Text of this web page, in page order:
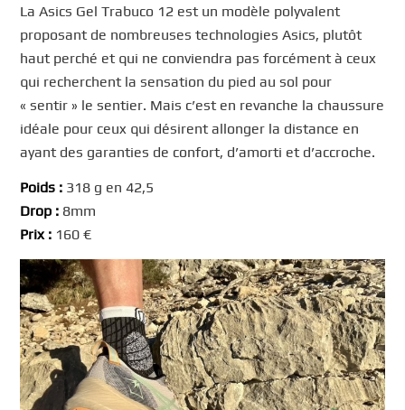
La Asics Gel Trabuco 12 est un modèle polyvalent
proposant de nombreuses technologies Asics, plutôt
haut perché et qui ne conviendra pas forcément à ceux
qui recherchent la sensation du pied au sol pour
« sentir » le sentier. Mais c’est en revanche la chaussure
idéale pour ceux qui désirent allonger la distance en
ayant des garanties de confort, d’amorti et d’accroche.
Poids : 318 g en 42,5
Drop : 8mm
Prix : 160 €